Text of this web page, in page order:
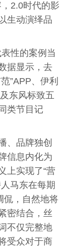
2.0时代的影
生动演绎品
性的案例当
据显示，去
”APP、伊利
东风标致五
类节目记
品牌独创
信息内化为
上实现了“营
马东在每期
侃，自然地将
密结合，丝
不仅完整地
受众对于商